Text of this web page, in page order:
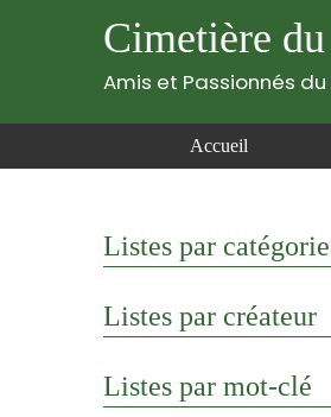
Cimetière
Amis et Passionnés du
Accueil
Listes par catégorie
Listes par créateur
Listes par mot-clé